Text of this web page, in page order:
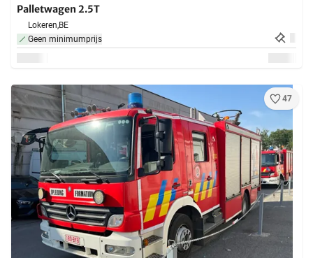
Palletwagen 2.5T
Lokeren,BE
Geen minimumprijs
47